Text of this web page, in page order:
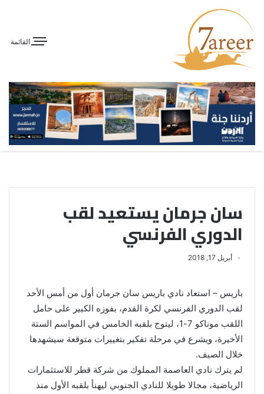
القائمة
سان جرمان يستعيد لقب
الدوري الفرنسي
أبريل 17, 2018
باريس – استعاد نادي باريس سان جرمان أول من أمس الأحد
لقب الدوري الفرنسي لكرة القدم، بفوزه الكبير على حامل
اللقب موناكو 7-1، ليتوج بلقبه الخامس في المواسم الستة
الأخيرة، ويشرع في مرحلة تفكير بتغييرات متوقعة سيشهدها
خلال الصيف.
لم يترك نادي العاصمة المملوك من شركة قطر للاستثمارات
الرياضية، مجالا طويلا للنادي الجنوبي ليهنأ بلقبه الأول منذ